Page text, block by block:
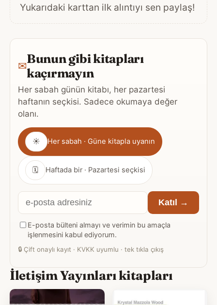
Yukarıdaki karttan ilk alıntıyı sen paylaş!
✉Bunun gibi kitapları
kaçırmayın
Her sabah günün kitabı, her pazartesi
haftanın seçkisi. Sadece okumaya değer
olanı.
Gönderim
sıklığı
☀ Her sabah · Güne kitapla uyanın
🗓 Haftada bir · Pazartesi seçkisi
E-
posta
adresiniz
Katıl →
E-posta bülteni almayı ve verimin bu amaçla
işlenmesini kabul ediyorum.
🔒 Çift onaylı kayıt · KVKK uyumlu · tek tıkla çıkış
İletişim Yayınları kitapları